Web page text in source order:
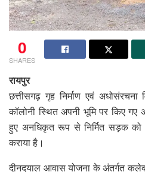
0
SHARES
रायपुर
छत्तीसगढ़ गृह निर्माण एवं
कॉलोनी स्थित अपनी भूमि पर किए गए
हुए अनधिकृत रूप से निर्मित सड़क
कराया है।
दीनदयाल आवास योजना के अंतर्गत